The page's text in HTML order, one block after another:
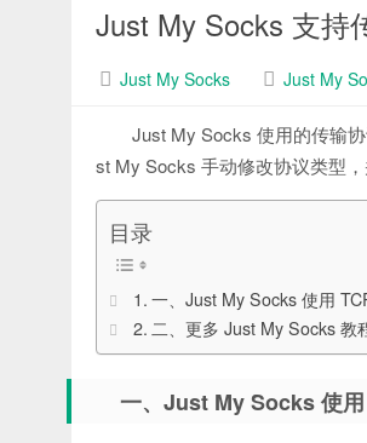
Just My Socks 支持
Just My Socks Just My
Just My Socks 使用的传输
st My Socks 手动修改协议类型
目录
一、Just My Socks 使用
二、更多 Just My Socks 教
一、Just My Socks 使